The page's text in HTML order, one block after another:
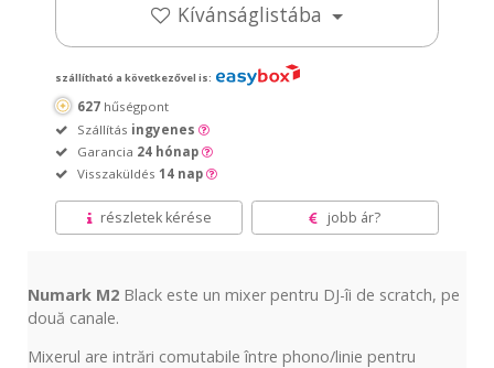
Kívánságlistába
szállítható a következővel is:
627 hűségpont
Szállítás ingyenes
Garancia 24 hónap
Visszaküldés 14 nap
részletek kérése jobb ár?
Numark M2 Black este un mixer pentru DJ-îi de scratch, pe
două canale.
Mixerul are intrări comutabileîntre phono/linie pentru